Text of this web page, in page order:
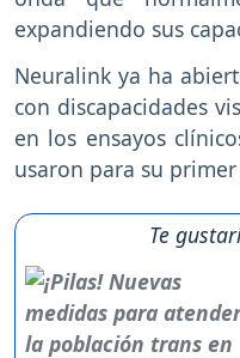
expandiendo sus
Neuralink ya ha
con discapacidades
en los ensayos
usaron para su
Te